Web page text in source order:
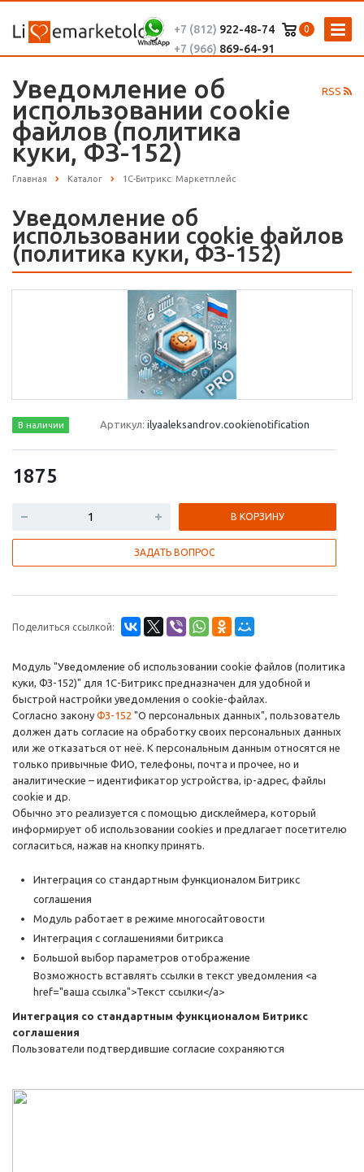
0
+7 (812) 922-48-74
+7 (966) 869-64-91
RSS
Уведомление об
использовании cookie
файлов (политика
куки, ФЗ-152)
Главная Каталог 1С-Битрикс: Маркетплейс
Уведомление об
использовании cookie файлов
(политика куки, ФЗ-152)
В наличии Артикул:ilyaaleksandrov.cookienotification
1875
В КОРЗИНУ
ЗАДАТЬ ВОПРОС
Поделиться ссылкой:
Модуль "Уведомление об использовании cookie файлов (политика
куки, ФЗ-152)" для 1С-Битрикс предназначен для удобной и
быстрой настройки уведомления о cookie-файлах.
Согласно закону ФЗ-152 "О персональных данных", пользователь
должен дать согласие на обработку своих персональных данных
или же отказаться от неё. К персональным данным относятся не
только привычные ФИО, телефоны, почта и прочее, но и
аналитические – идентификатор устройства, ip-адрес, файлы
cookie и др.
Обычно это реализуется с помощью дисклеймера, который
информирует об использовании cookies и предлагает посетителю
согласиться, нажав на кнопку принять.
Интеграция со стандартным функционалом Битрикс
соглашения
Модуль работает в режиме многосайтовости
Интеграция с соглашениями битрикса
Большой выбор параметров отображение
Возможность вставлять ссылки в текст уведомления <a
href="ваша ссылка">Текст ссылки</a>
Интеграция со стандартным функционалом Битрикс
соглашения
Пользователи подтвердившие согласие сохраняются